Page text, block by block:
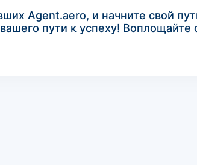
Agent.aero, и начните свой
пути к успеху!